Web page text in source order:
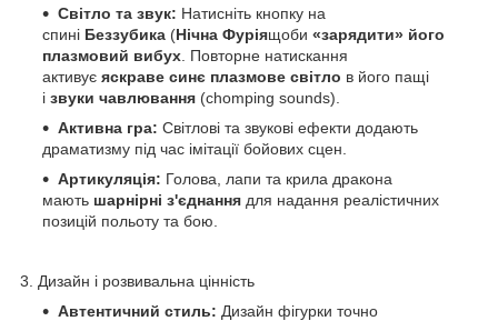
Світло та звук: Натисніть кнопку на
спині Беззубика (Нічна Фуріящоби «зарядити» його
плазмовий вибух . Повторне натискання
активує яскраве синє плазмове світло в його пащі
і звуки чавлювання (chomping sounds).
Активна гра: Світлові та звукові ефекти додають
драматизму під час імітації бойових сцен.
Артикуляція: Голова, лапи та крила дракона
мають шарнірні з'єднання для надання реалістичних
позицій польоту та бою.
3. Дизайн і розвивальна цінність
Автентичний стиль: Дизайн фігурки точно